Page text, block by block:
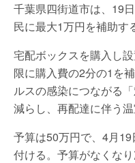
千葉県四街道市は、19
民に最大1万円を補助す
宅配ボックスを購入し
限に購入費の2分の1を
ルスの感染につながる
減らし、再配達に伴う
予算は50万円で、4月
付ける。予算がなくな